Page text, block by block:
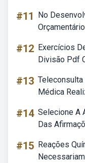
#11
No
#12 Exercícios
Divisão Pdf
#13
Médica
#14 Selecione A
Das
#15 Reações